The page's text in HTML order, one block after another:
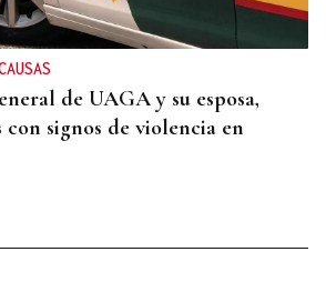
de UAGA y su esposa,
signos de violencia en